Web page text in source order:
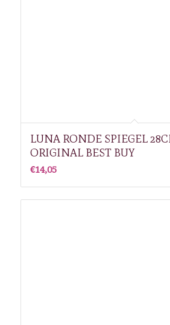
LUNA RONDE SPIEGEL
ORIGINAL BEST BUY
€14,05